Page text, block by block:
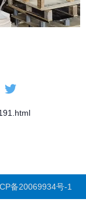
备20069934号-1